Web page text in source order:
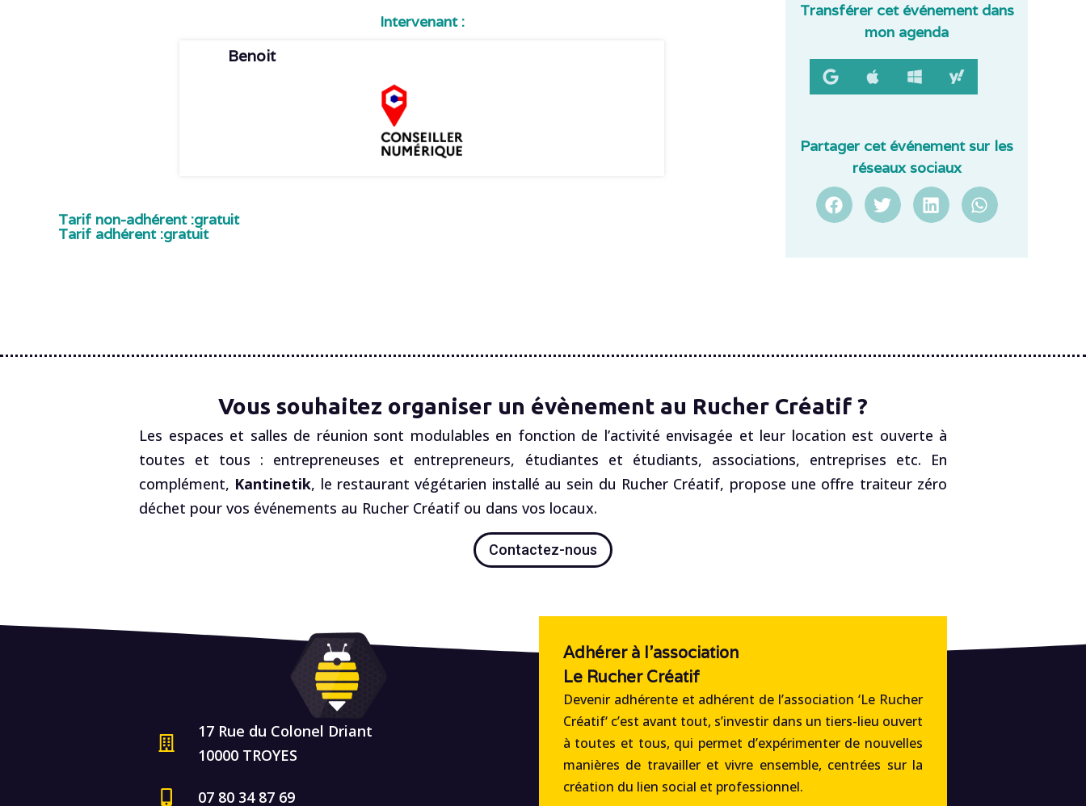
Intervenant :
Benoit
Tarif non-adhérent :gratuit
Tarif adhérent :gratuit
Transférer cet événement dans
mon agenda
Partager cet événement sur les
réseaux sociaux
Vous souhaitez organiser un évènement au Rucher Créatif ?
Les espaces et salles de réunion sont modulables en fonction de l’activité envisagée et leur location est ouverte à
toutes et tous : entrepreneuses et entrepreneurs, étudiantes et étudiants, associations, entreprises etc. En
complément, Kantinetik, le restaurant végétarien installé au sein du Rucher Créatif, propose une offre traiteur zéro
déchet pour vos événements au Rucher Créatif ou dans vos locaux.
Contactez-nous
17 Rue du Colonel Driant
10000 TROYES
07 80 34 87 69
Adhérer à l'association
Le Rucher Créatif
Devenir adhérente et adhérent de l’association ‘Le Rucher
Créatif‘ c’est avant tout, s’investir dans un tiers-lieu ouvert
à toutes et tous, qui permet d’expérimenter de nouvelles
manières de travailler et vivre ensemble, centrées sur la
création du lien social et professionnel.